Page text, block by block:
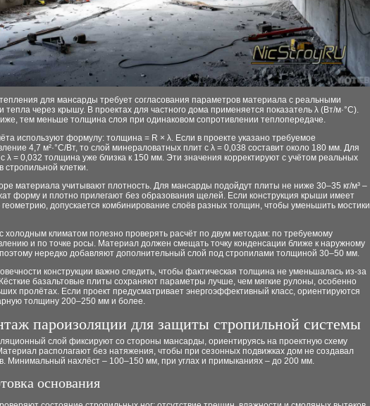
для мансарды требует согласования параметров материала с реальными
тепла через крышу. В проектах для частного дома применяется показатель λ (Вт/м·°С).
тем меньше толщина слоя при одинаковом сопротивлении теплопередаче.
используют формулу: толщина = R × λ. Если в проекте указано требуемое
4,7 м²·°С/Вт, то слой минераловатных плит с λ = 0,038 составит около 180 мм. Для
λ = 0,032 толщина уже близка к 150 мм. Эти значения корректируют с учётом реальных
стропильной клетки.
материала учитывают плотность. Для мансарды подойдут плиты не ниже 30–35 кг/м³ –
форму и плотно прилегают без образования щелей. Если конструкция крыши имеет
допускается комбинирование слоёв разных толщин, чтобы уменьшить мостики
холодным климатом полезно проверять расчёт по двум методам: по требуемому
и по точке росы. Материал должен смещать точку конденсации ближе к наружному
поэтому нередко добавляют дополнительный слой под стропилами толщиной 30–50 мм.
конструкции важно следить, чтобы фактическая толщина не уменьшалась из-за
базальтовые плиты сохраняют параметры лучше, чем мягкие рулоны, особенно
пролётах. Если проект предусматривает энергоэффективный класс, ориентируются
толщину 200–250 мм и более.
пароизоляции для защиты стропильной системы
слой фиксируют со стороны мансарды, ориентируясь на проектную схему
располагают без натяжения, чтобы при сезонных подвижках дом не создавал
Минимальный нахлёст – 100–150 мм, при углах и примыканиях – до 200 мм.
основания